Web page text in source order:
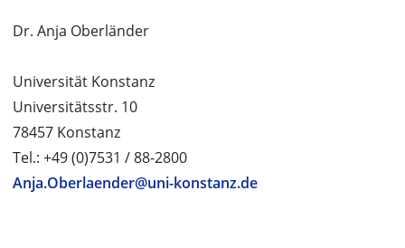
Dr. Anja Oberländer
Universität Konstanz
Universitätsstr. 10
78457 Konstanz
Tel.: +49 (0)7531 / 88-2800
Anja.Oberlaender@uni-konstanz.de